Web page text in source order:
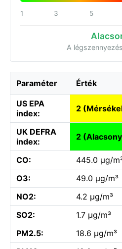
1 3 5
A
Paraméter Érték
US EPA
index:
2
UK DEFRA
index:
2
CO:
445.0 µg/
O3:
49.0 µg/m³
NO2:
4.2 µg/m³
SO2:
1.7 µg/m³
PM2.5:
18.6 µg/m³